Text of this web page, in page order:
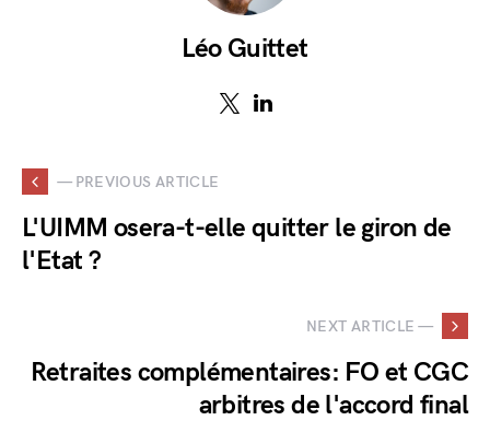
Léo Guittet
— PREVIOUS ARTICLE
L'UIMM osera-t-elle quitter le giron de
l'Etat ?
NEXT ARTICLE —
Retraites complémentaires: FO et CGC
arbitres de l'accord final